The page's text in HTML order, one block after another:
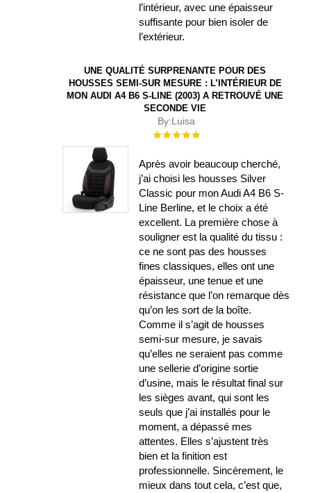
l’intérieur, avec une épaisseur
suffisante pour bien isoler de
l’extérieur.
UNE QUALITÉ SURPRENANTE POUR DES
HOUSSES SEMI-SUR MESURE : L’INTÉRIEUR DE
MON AUDI A4 B6 S-LINE (2003) A RETROUVÉ UNE
SECONDE VIE
By:Luisa
Évaluation :
Après avoir beaucoup cherché,
j’ai choisi les housses Silver
Classic pour mon Audi A4 B6 S-
Line Berline, et le choix a été
excellent. La première chose à
souligner est la qualité du tissu :
ce ne sont pas des housses
fines classiques, elles ont une
épaisseur, une tenue et une
résistance que l’on remarque dès
qu’on les sort de la boîte.
Comme il s’agit de housses
semi-sur mesure, je savais
qu’elles ne seraient pas comme
une sellerie d’origine sortie
d’usine, mais le résultat final sur
les sièges avant, qui sont les
seuls que j’ai installés pour le
moment, a dépassé mes
attentes. Elles s’ajustent très
bien et la finition est
professionnelle. Sincèrement, le
mieux dans tout cela, c’est que,